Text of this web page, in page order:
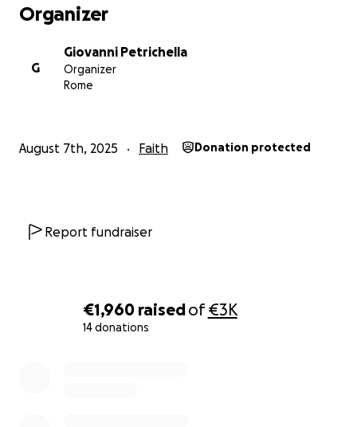
€1,960 raisedof€3K
14 donations
Organizer
G
Giovanni Petrichella
Organizer
Rome
August 7th, 2025 Faith Donation protected
Report fundraiser